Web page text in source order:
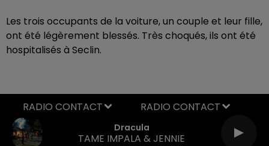
Les trois occupants de la voiture, un couple et leur fille,
ont été légèrement blessés. Très choqués, ils ont été
hospitalisés à Seclin.
Dracula
TAME IMPALA & JENNIE
RADIO CONTACT